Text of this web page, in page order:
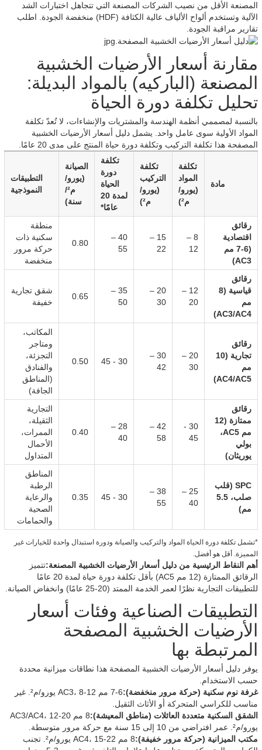
المصنعة الأقل من نصيب الشركات المصنعة التي تتجاهل اختبارات الشد
الآلية وتستخدم ألواح الألياف عالية الكثافة (HDF) منخفضة الجودة. اطلب
تقارير مراقبة الجودة.
مقارنة أسعار الأرضيات الخشبية
المصنعة (الباركيه) بالمواد البديلة:
تحليل تكلفة دورة الحياة
بالنسبة لمصممي أنظمة الهندسة والمشتريات والإنشاءات، لا تُعدّ تكلفة
المواد الأولية سوى عامل واحد. يشمل دليل أسعار الأرضيات الخشبية
المصفحة هذا تكلفة التركيب وتكلفة دورة حياة المنتج على مدى 20 عامًا.
مادة
تكلفة
المواد
(يورو/
م²)
تكلفة
التركيب
(يورو/
م²)
تكلفة
دورة
الحياة
لمدة 20
عامًا*
الصيانة
(يورو/
م²/
سنة)
التطبيقات
النموذجية
رقائق
اقتصادية
(6-7 مم
AC3)
8 –
12
15 –
22
40 –
55
0.80
منطقة
سكنية ذات
حركة مرور
منخفضة
رقائق
قياسية (8
مم
AC3/AC4)
12 –
20
20 –
30
35 –
50
0.65
شقق تجارية
خفيفة
رقائق
تجارية (10
مم
AC4/AC5)
20 –
30
30 –
42
30 - 45
0.50
المكاتب،
ومتاجر
التجزئة،
والفنادق
(المناطق
الجافة)
رقائق
ممتازة (12
مم AC5،
بولي
يوريثان)
30 -
45
42 –
58
28 –
40
0.40
التجارية
الثقيلة،
الممرات،
الأحمال
المتداول
SPC (قلب
صلب، 5.5
مم)
25 –
40
38 –
55
30 - 45
0.35
المناطق
الرطبة
والرعاية
الصحية
والحمامات
*تشمل تكلفة دورة الحياة المواد والتركيب والصيانة ودورة استبدال واحدة للخيارات غير
المميزة. أقل هو أفضل.
أهم النقاط الرئيسية من دليل أسعار الأرضيات الخشبية المصنعة:تتميز
الرقائق الممتازة (12 مم AC5) بأقل تكلفة دورة حياة لمدة 20 عامًا
للتطبيقات التجارية نظرًا لعمر الخدمة الممتد (20-25 عامًا) وانخفاض الصيانة.
التطبيقات الصناعية وفئات أسعار
الأرضيات الخشبية المصفحة
المرتبطة بها
يوفر دليل أسعار الأرضيات الخشبية المصفحة هذا نطاقات ميزانية محددة
حسب الاستخدام.
غرفة نوم سكنية (حركة مرور منخفضة):
6-7 مم AC3، 8-12 يورو/م². غير
مناسب للكراسي المتحركة أو الأثاث الثقيل.
الشقق السكنية متعددة العائلات (مناطق المعيشة):
8 مم AC3/AC4، 12-20
يورو/م². عمر افتراضي من 10 إلى 15 سنة مع حركة مرور متوسطة.
مكتب الميزانية (حركة مرور خفيفة):
8 مم AC4، 15-22 يورو/م². تجنب